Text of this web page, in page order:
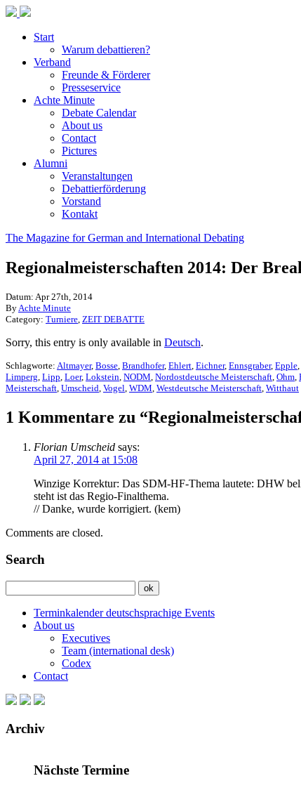
Start
Warum debattieren?
Verband
Freunde & Förderer
Presseservice
Achte Minute
Debate Calendar
About us
Contact
Pictures
Alumni
Veranstaltungen
Debattierförderung
Vorstand
Kontakt
The Magazine for German and International Debating
Regionalmeisterschaften 2014: Der
Datum: Apr 27th, 2014
By Achte Minute
Category: Turniere ZEIT DEBATTE
Sorry, this entry is only available in Deutsch.
Schlagworte: Altmayer, Bosse Brandhofer, Ehlert Eichner, Ennsgraber, Epple
Limperg Lipp Loer, Lokstein NODM Nordostdeutsche Meisterschaft Ohm
Meisterschaft Umscheid Vogel WDM Westdeutsche Meisterschaft Witthaut
1 Kommentare zu
Florian Umscheid says:
April 27, 2014 at 15:08
Winzige Korrektur: Das SDM-HF-Thema lautete: DHW
steht ist das Regio-Finalthema.
// Danke, wurde korrigiert. (kem)
Comments are closed.
Search
Terminkalender deutschsprachige Events
About us
Executives
Team (international desk)
Codex
Contact
Archiv
Nächste Termine